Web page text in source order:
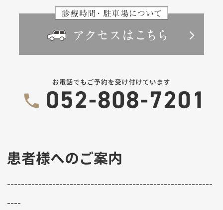
患者様へのご案内
-----------------------------------------------------------
----